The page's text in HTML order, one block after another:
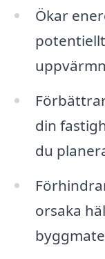
Ökar
din
du
orsaka